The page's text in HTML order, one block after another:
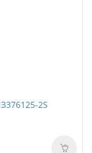
2S